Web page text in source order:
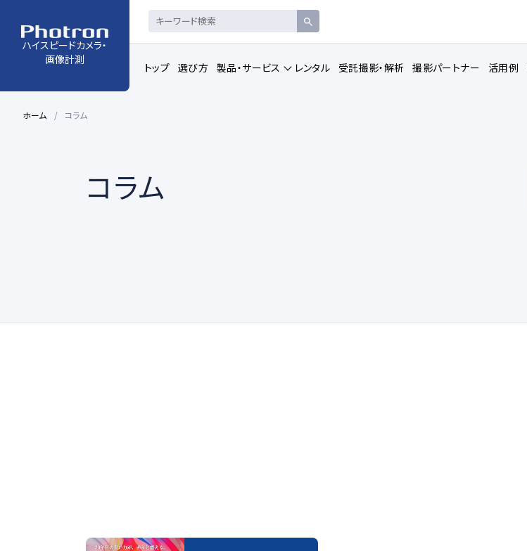
ハイスピードカメラ・
画像計測
トップ 選び方 製品・サービス レンタル 受託撮影・解析 撮影パートナー 活用例
ハイスピードカメラ・
高速度カメラ
ホーム コラム
コラム